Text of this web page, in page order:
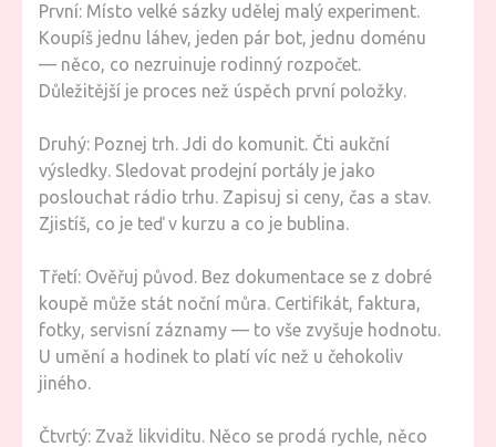
První: Místo velké sázky udělej malý experiment.
Koupíš jednu láhev, jeden pár bot, jednu doménu
— něco, co nezruinuje rodinný rozpočet.
Důležitější je proces než úspěch první položky.
Druhý: Poznej trh. Jdi do komunit. Čti aukční
výsledky. Sledovat prodejní portály je jako
poslouchat rádio trhu. Zapisuj si ceny, čas a stav.
Zjistíš, co je teď v kurzu a co je bublina.
Třetí: Ověřuj původ. Bez dokumentace se z dobré
koupě může stát noční můra. Certifikát, faktura,
fotky, servisní záznamy — to vše zvyšuje hodnotu.
U umění a hodinek to platí víc než u čehokoliv
jiného.
Čtvrtý: Zvaž likviditu. Něco se prodá rychle, něco